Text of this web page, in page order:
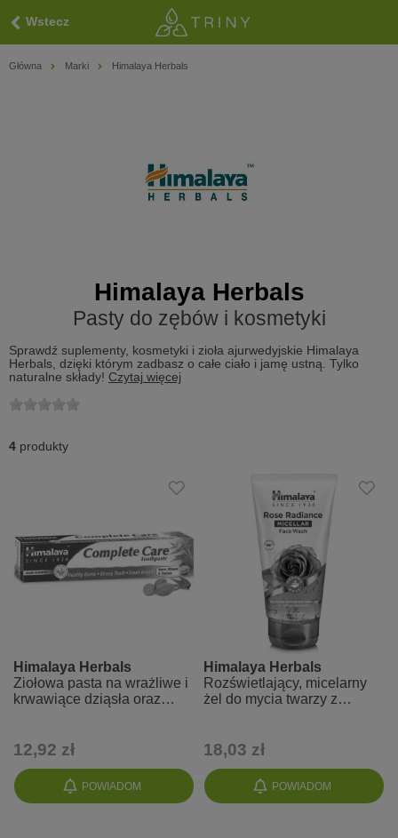
Wstecz
Główna Marki Himalaya Herbals
Himalaya Herbals
Pasty do zębów i kosmetyki
Sprawdź suplementy, kosmetyki i zioła ajurwedyjskie Himalaya
Herbals, dzięki którym zadbasz o całe ciało i jamę ustną. Tylko
naturalne składy! Czytaj więcej
4 produkty
POWIADOM
Himalaya Herbals
Ziołowa pasta na wrażliwe i
krwawiące dziąsła oraz
12,92 zł
POWIADOM
Himalaya Herbals
Rozświetlający, micelarny
żel do mycia twarzy z
18,03 zł